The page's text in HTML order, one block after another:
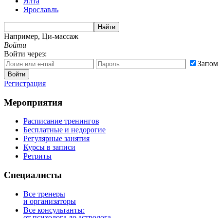
Ярославль
Найти
Например, Ци-массаж
Войти
Войти через:
Войти
Регистрация
Мероприятия
Расписание тренингов
Бесплатные и недорогие
Регулярные занятия
Курсы в записи
Ретриты
Специалисты
Все тренеры
и организаторы
Все консультанты: